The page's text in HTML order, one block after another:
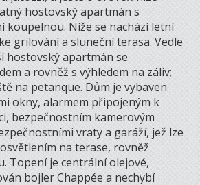
hostovský apartmán s
koupelnou. Níže se nachází letní
grilování a sluneční terasa. Vedle
hostovský apartmán se
a rovněž s výhledem na záliv;
na petanque. Dům je vybaven
okny, alarmem připojeným k
bezpečnostním kamerovým
vraty a garáží, jež lze
na terase, rovněž
Topení je centrální olejové,
bojler Chappée a nechybí